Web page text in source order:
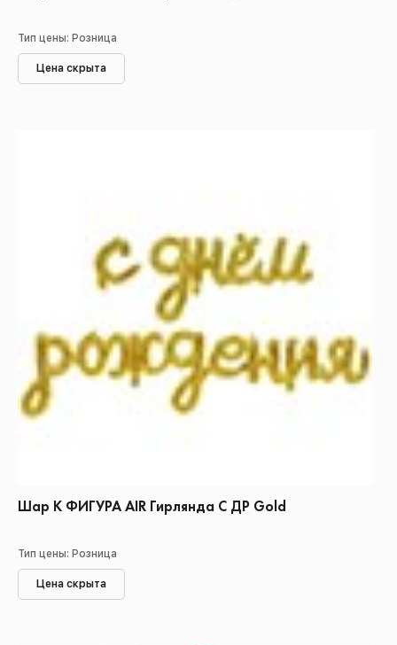
Тип цены: Розница
Цена скрыта
Шар К ФИГУРА AIR Гирлянда С ДР Gold
Тип цены: Розница
Цена скрыта